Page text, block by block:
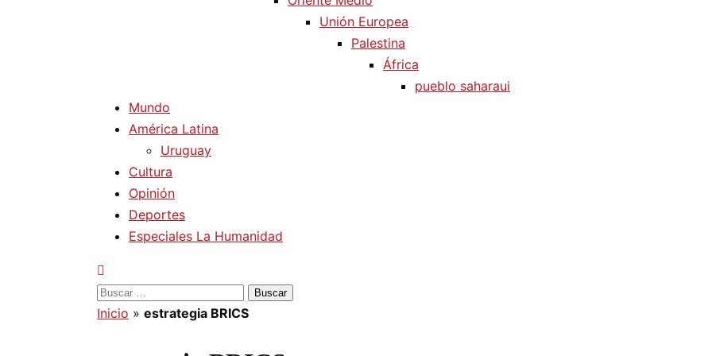
Unión Europea
Palestina
África
pueblo saharaui
Mundo
América Latina
Uruguay
Cultura
Opinión
Deportes
Especiales La Humanidad
Buscar:
Inicio » estrategia BRICS